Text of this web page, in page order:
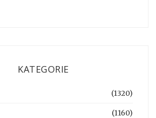
KATEGORIE
(1320)
(1160)